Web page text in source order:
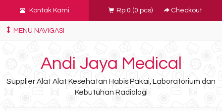
Kontak Kami Rp 0 (0 pcs) Checkout
MENU NAVIGASI
Andi Jaya Medical
Supplier Alat Alat Kesehatan Habis Pakai, Laboratorium dan
Kebutuhan Radiologi